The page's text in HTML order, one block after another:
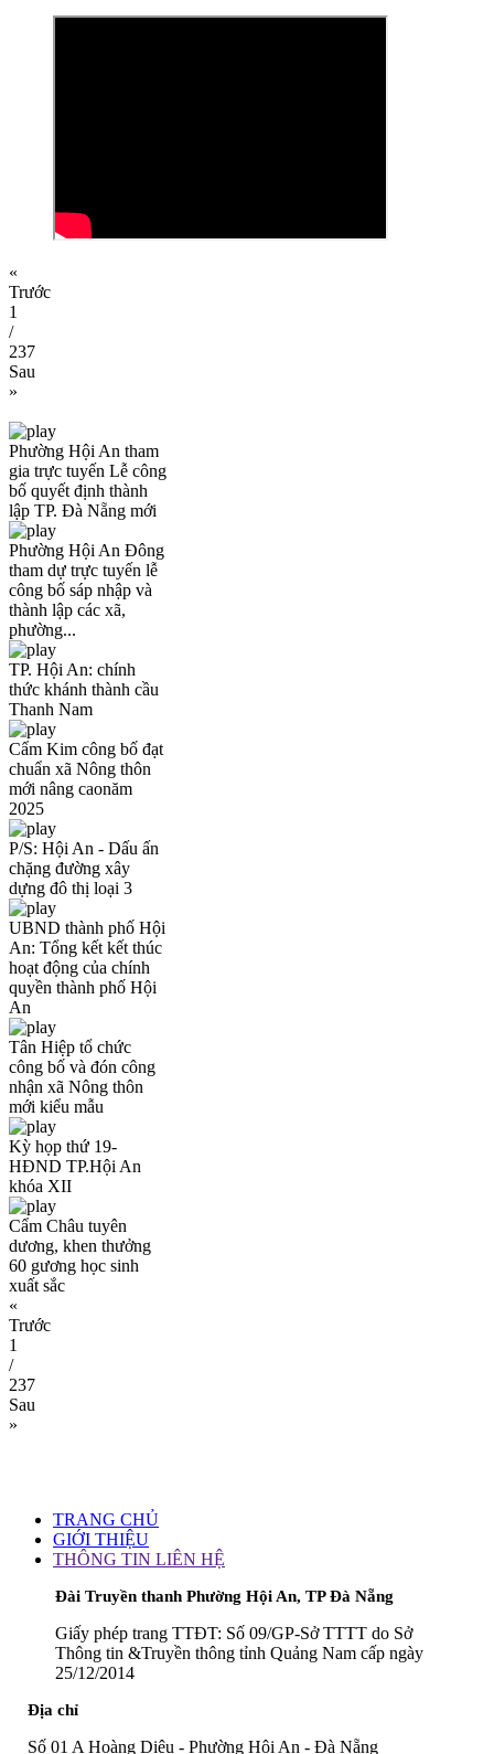
«
Trước
1
/
237
Sau
»
Phường Hội An tham
gia trực tuyến Lễ công
bố quyết định thành
lập TP. Đà Nẵng mới
Phường Hội An Đông
tham dự trực tuyến lễ
công bố sáp nhập và
thành lập các xã,
phường...
TP. Hội An: chính
thức khánh thành cầu
Thanh Nam
Cẩm Kim công bố đạt
chuẩn xã Nông thôn
mới nâng caonăm
2025
P/S: Hội An - Dấu ấn
chặng đường xây
dựng đô thị loại 3
UBND thành phố Hội
An: Tổng kết kết thúc
hoạt động của chính
quyền thành phố Hội
An
Tân Hiệp tổ chức
công bố và đón công
nhận xã Nông thôn
mới kiểu mẫu
Kỳ họp thứ 19-
HĐND TP.Hội An
khóa XII
Cẩm Châu tuyên
dương, khen thưởng
60 gương học sinh
xuất sắc
«
Trước
1
/
237
Sau
»
TRANG CHỦ
GIỚI THIỆU
THÔNG TIN LIÊN HỆ
Đài Truyền thanh Phường Hội An, TP Đà Nẵng
Giấy phép trang TTĐT: Số 09/GP-Sở TTTT do Sở
Thông tin &Truyền thông tỉnh Quảng Nam cấp ngày
25/12/2014
Địa chỉ
Số 01 A Hoàng Diệu - Phường Hội An - Đà Nẵng